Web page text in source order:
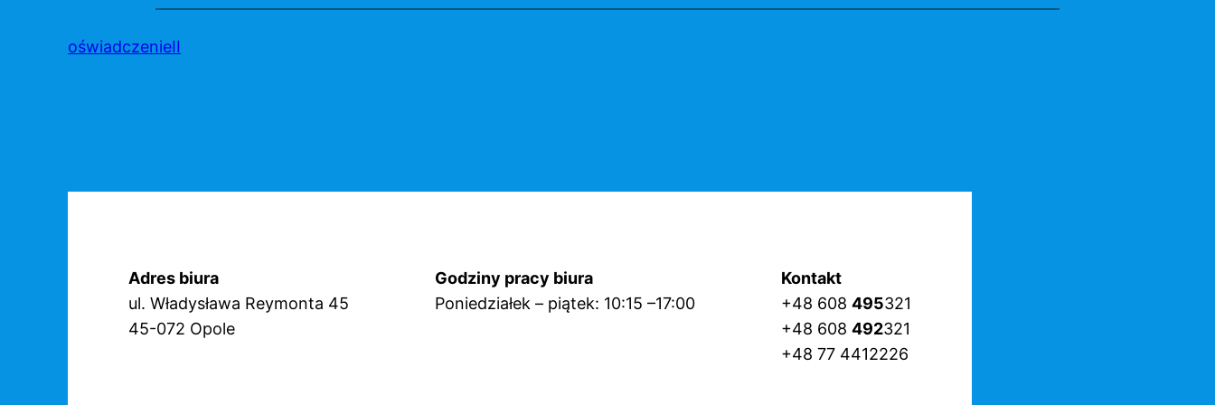
oświadczenieII
Adres biura
ul. Władysława Reymonta 45
45-072 Opole
Godziny pracy biura
Poniedziałek – piątek: 10:15 –17:00
Kontakt
+48 608 495321
+48 608 492321
+48 77 4412226